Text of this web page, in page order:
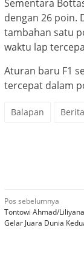
Sementara
dengan 26 poin.
tambahan satu
waktu lap
Aturan baru F1
tercepat dalam
Balapan
Navigasi
pos
Pos sebelumnya
Tontowi Ahmad/
Gelar Juara Dunia